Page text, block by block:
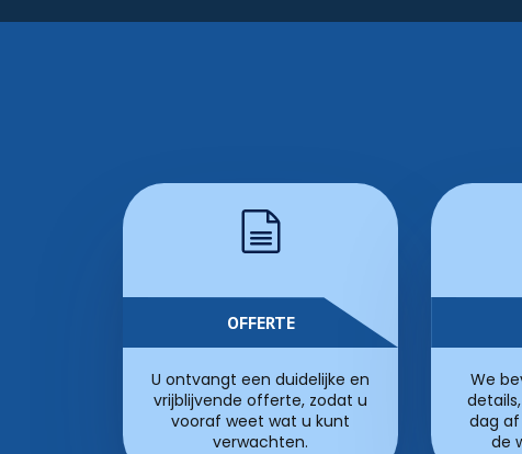
OFFERTE
U ontvangt een duidelijke en
vrijblijvende offerte, zodat u
vooraf weet wat u kunt
verwachten.
We
dag
de